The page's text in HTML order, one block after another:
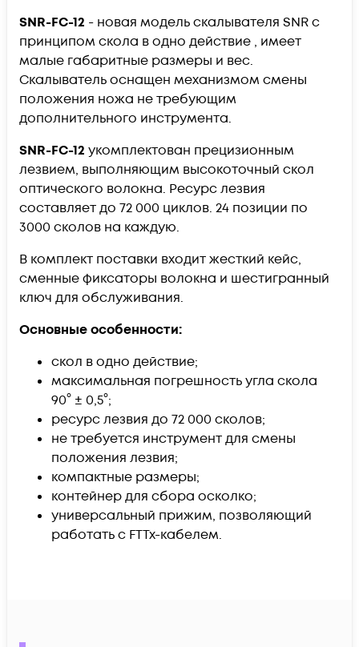
SNR-FC-12 - новая модель скалывателя SNRс
принципом скола в одно действие , имеет
малые габаритные размеры и вес.
Скалыватель оснащен механизмом смены
положения ножа не требующим
дополнительного инструмента.
SNR-FC-12 укомплектован прецизионным
лезвием, выполняющим высокоточный скол
оптического волокна. Ресурс лезвия
составляет до 72 000 циклов. 24 позиции по
3000 сколов на каждую.
В комплект поставки входит жесткий кейс,
сменные фиксаторы волокна и шестигранный
ключ для обслуживания.
Основные особенности:
скол в одно действие;
максимальная погрешность угла скола
90° ± 0,5°;
ресурс лезвия до 72 000 сколов;
не требуется инструмент для смены
положения лезвия;
компактные размеры;
контейнер для сбора осколко;
универсальный прижим, позволяющий
работать с FTTx-кабелем.